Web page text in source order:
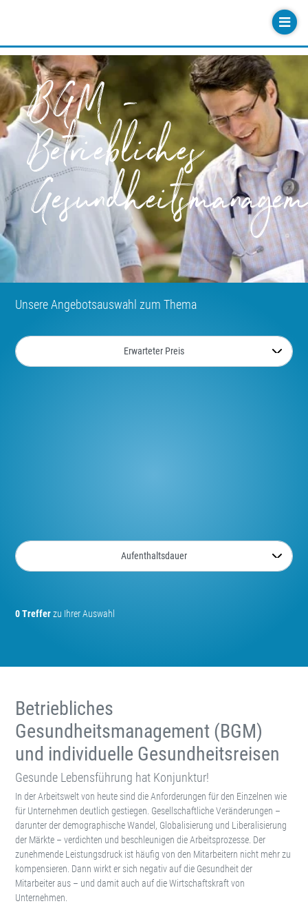
BGM -
Betriebliches
Unsere Angebotsauswahl zum Thema
0 Trefferzu Ihrer Auswahl
Betriebliches
Gesundheitsmanagement (BGM)
und individuelle Gesundheitsreisen
Gesunde Lebensführung hat Konjunktur!
In der Arbeitswelt von heute sind die Anforderungen für den Einzelnen wie
für Unternehmen deutlich gestiegen. Gesellschaftliche Veränderungen –
darunter der demographische Wandel, Globalisierung und Liberalisierung
der Märkte – verdichten und beschleunigen die Arbeitsprozesse. Der
zunehmende Leistungsdruck ist häufig von den Mitarbeitern nicht mehr zu
kompensieren. Dann wirkt er sich negativ auf die Gesundheit der
Mitarbeiter aus – und damit auch auf die Wirtschaftskraft von
Unternehmen.